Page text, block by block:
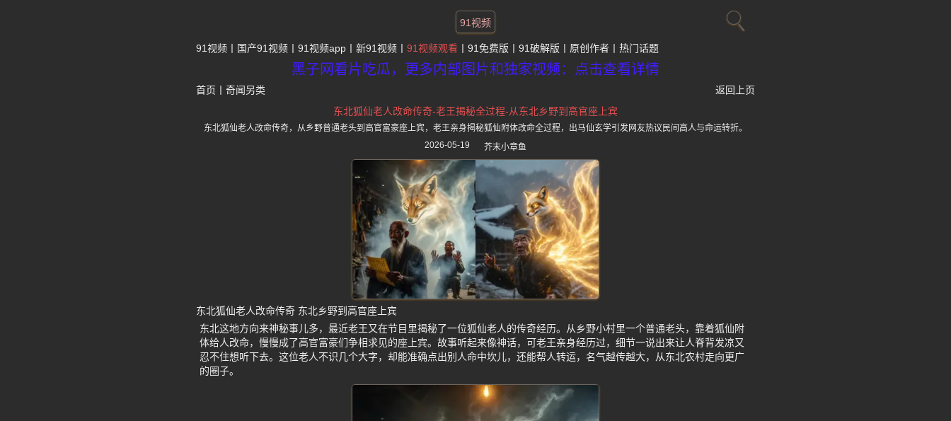
91视频
91视频 国产91视频 91视频app 新91视频 91视频观看 91免费版 91破解版 原创作者 热门话题
黑子网看片吃瓜，更多内部图片和独家视频：点击查看详情
首页 奇闻另类
返回上页
东北狐仙老人改命传奇-老王揭秘全过程-从东北乡野到高官座上宾
东北狐仙老人改命传奇，从乡野普通老头到高官富豪座上宾，老王亲身揭秘狐仙附体改命全过程，出马仙玄学引发网友热议民间高人与命运转折。
2026-05-19
芥末小章鱼
东北狐仙老人改命传奇 东北乡野到高官座上宾
东北这地方向来神秘事儿多，最近老王又在节目里揭秘了一位狐仙老人的传奇经历。从乡野小村里一个普通老头，靠着狐仙附
体给人改命，慢慢成了高官富豪们争相求见的座上宾。故事听起来像神话，可老王亲身经历过，细节一说出来让人脊背发凉又
忍不住想听下去。这位老人不识几个大字，却能准确点出别人命中坎儿，还能帮人转运，名气越传越大，从东北农村走向更广
的圈子。